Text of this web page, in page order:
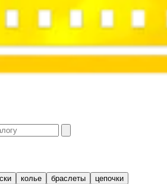
колье браслеты цепочки